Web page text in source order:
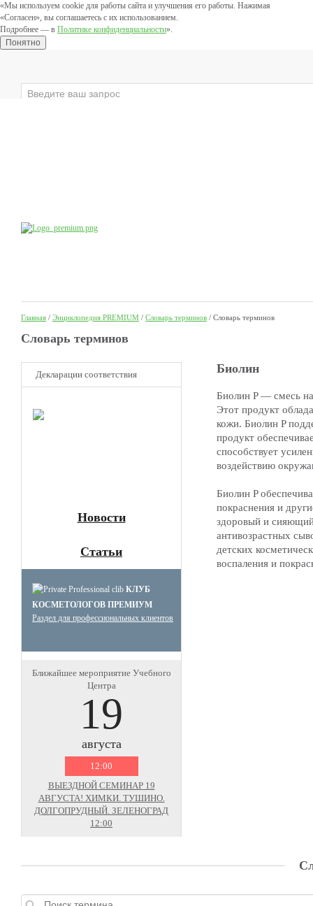
«Мы используем cookie для работы сайта и улучшения его работы. Нажимая
«Согласен», вы соглашаетесь с их использованием.
Подробнее — в Политике конфиденциальности».
Понятно
Главная / Энциклопедия PREMIUM / Словарь терминов / Словарь терминов
Cловарь терминов
Декларации соответствия
Новости
Статьи
КЛУБ
КОСМЕТОЛОГОВ ПРЕМИУМ
Раздел для профессиональных клиентов
Ближайшее мероприятие Учебного
Центра
19
августа
12:00
ВЫЕЗДНОЙ СЕМИНАР 19
АВГУСТА! ХИМКИ. ТУШИНО.
ДОЛГОПРУДНЫЙ. ЗЕЛЕНОГРАД
12:00
Биолин
Биолин P — смесь
Этот продукт
кожи. Биолин P
продукт
способствует
воздействию
Биолин P
покраснения и
здоровый и
антивозрастных
детских
воспаления и